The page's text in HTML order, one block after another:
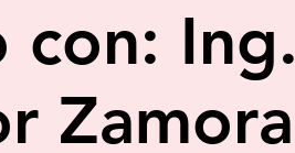
con: Ing.
Zamora